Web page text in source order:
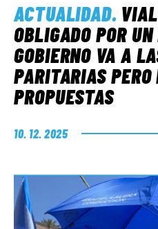
ACTUALIDAD.
OBLIGADO POR
GOBIERNO VA A
PARITARIAS PERO
PROPUESTAS
10. 12. 2025